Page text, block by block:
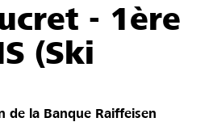
Raiffeisen
- 1ère
(Ski
de la Banque Raiffeisen